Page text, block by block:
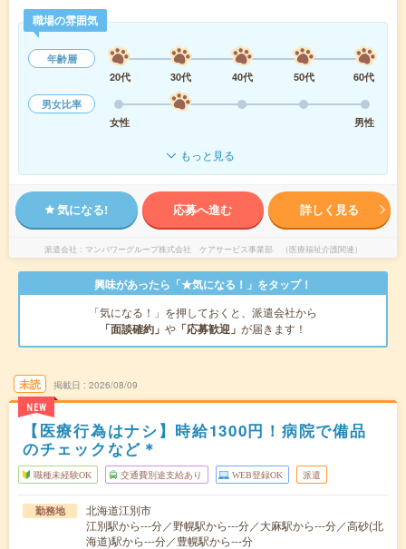
職場の雰囲気
年齢層
20代
30代 40代 50代
60代
男女比率
女性
男性
もっと見る
気になる! 応募へ進む 詳しく見る
派遣会社 マンパワーグループ株式会社 ケアサービス事業部 （医療福祉介護関連）
興味があったら「★気になる！」をタップ！
「気になる！」を押しておくと、派遣会社から
「面談確約」 や 「応募歓迎」 が届きます！
未読
NEW
掲載日 2026/08/09
【医療行為はナシ】時給1300円！病院で備品
のチェックなど＊
職種未経験OK 交通費別途支給あり WEB登録OK 派遣
勤務地
北海道江別市
江別駅から---分／野幌駅から---分／大麻駅から---分／高砂(北
海道)駅から---分／豊幌駅から---分